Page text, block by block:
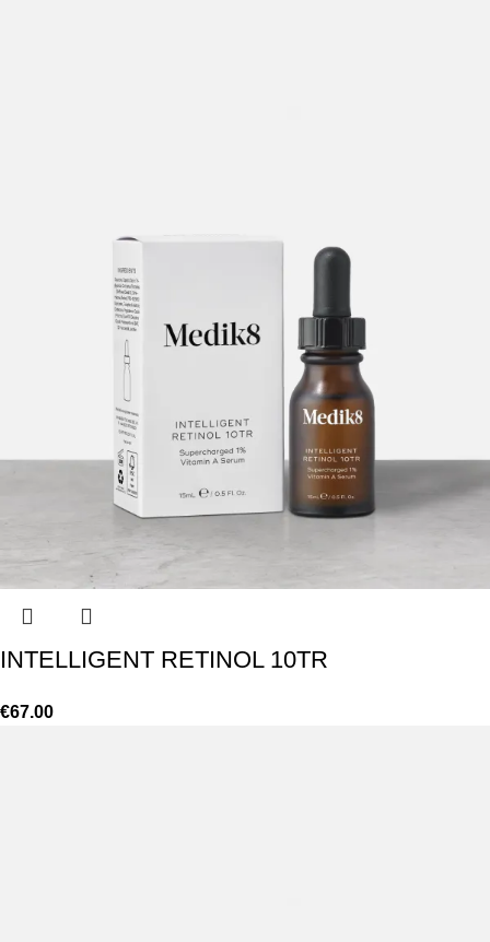
INTELLIGENT RETINOL 10TR
€67.00